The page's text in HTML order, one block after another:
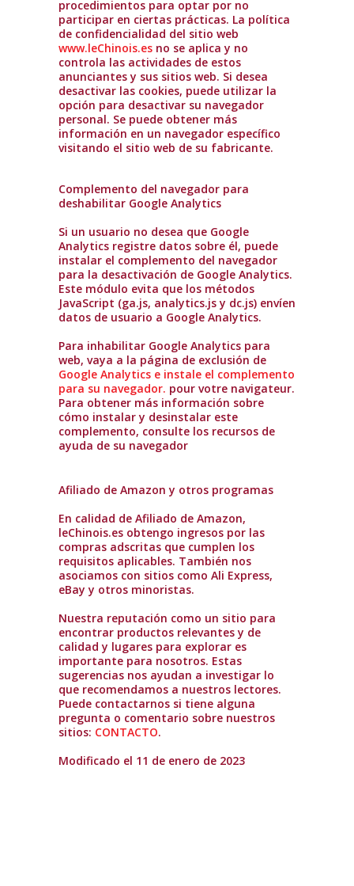
procedimientos para optar por no
participar en ciertas prácticas. La política
de confidencialidad del sitio web
www.leChinois.es no se aplica y no
controla las actividades de estos
anunciantes y sus sitios web. Si desea
desactivar las cookies, puede utilizar la
opción para desactivar su navegador
personal. Se puede obtener más
información en un navegador específico
visitando el sitio web de su fabricante.
Complemento del navegador para
deshabilitar Google Analytics
Si un usuario no desea que Google
Analytics registre datos sobre él, puede
instalar el complemento del navegador
para la desactivación de Google Analytics.
Este módulo evita que los métodos
JavaScript (ga.js, analytics.js y dc.js) envíen
datos de usuario a Google Analytics.
Para inhabilitar Google Analytics para
web, vaya a la página de exclusión de
Google Analytics e instale el complemento
para su navegador. pour votre navigateur.
Para obtener más información sobre
cómo instalar y desinstalar este
complemento, consulte los recursos de
ayuda de su navegador
Afiliado de Amazon y otros programas
En calidad de Afiliado de Amazon,
leChinois.es obtengo ingresos por las
compras adscritas que cumplen los
requisitos aplicables. También nos
asociamos con sitios como Ali Express,
eBay y otros minoristas.
Nuestra reputación como un sitio para
encontrar productos relevantes y de
calidad y lugares para explorar es
importante para nosotros. Estas
sugerencias nos ayudan a investigar lo
que recomendamos a nuestros lectores.
Puede contactarnos si tiene alguna
pregunta o comentario sobre nuestros
sitios: CONTACTO.
Modificado el 11 de enero de 2023